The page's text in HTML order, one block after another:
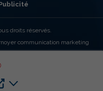
droits réservés.
communication marketing